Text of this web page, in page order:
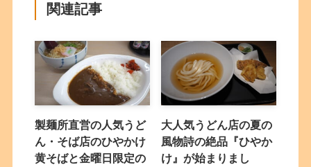
関連記事
製麺所直営の人気うど
ん・そば店のひやかけ
黄そばと金曜日限定の
大人気うどん店の夏の
風物詩の絶品『ひやか
け』が始まりまし